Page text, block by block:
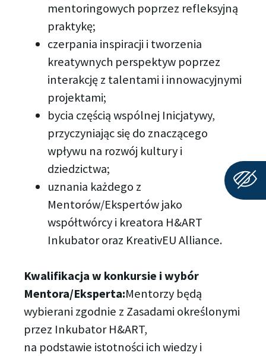
mentoringowych poprzez refleksyjną
praktykę;
czerpania inspiracji i tworzenia
kreatywnych perspektyw poprzez
interakcję z talentami i innowacyjnymi
projektami;
bycia częścią wspólnej Inicjatywy,
przyczyniając się do znaczącego
wpływu na rozwój kultury i
dziedzictwa;
uznania każdego z
Mentorów/Ekspertów jako
współtwórcy i kreatora H&ART
Inkubator oraz KreativEU Alliance.
Kwalifikacja w konkursie i wybór
Mentora/Eksperta:Mentorzy będą
wybierani zgodnie z Zasadami określonymi
przez Inkubator H&ART,
na podstawie istotności ich wiedzy i